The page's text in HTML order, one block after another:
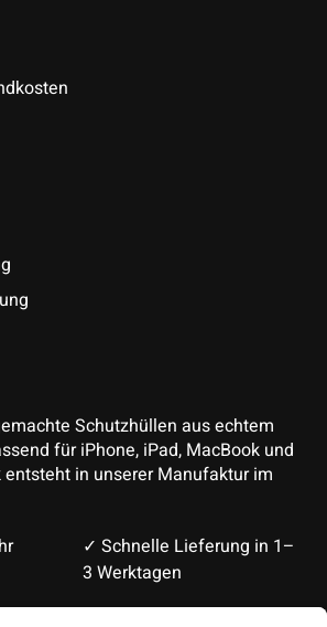
Schutzhüllen aus echtem
für iPhone, iPad, MacBook und
entsteht in unserer Manufaktur im
✓ Schnelle Lieferung in 1–
3 Werktagen